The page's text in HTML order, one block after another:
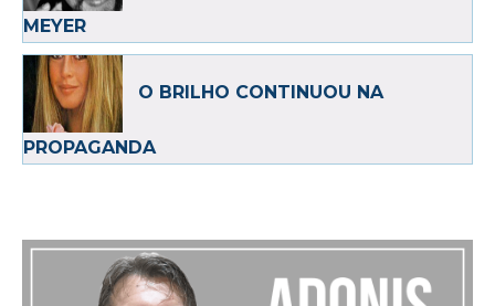
MEYER
O BRILHO CONTINUOU NA
PROPAGANDA